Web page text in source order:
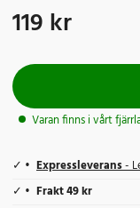
Pris:119 kr
119 kr
Varan finns i vårt
Expressleverans-
Frakt 49 kr